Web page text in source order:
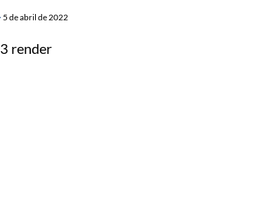
5 de abril de 2022